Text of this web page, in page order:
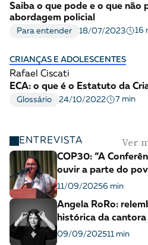
Saiba o que pode e o que não
abordagem policial
Para entender 18/07/2023 16
CRIANÇAS E ADOLESCENTES
Rafael Ciscati
ECA: o que é o Estatuto da
Glossário 24/10/2022 7 min
ENTREVISTA Ver
COP30: “A
ouvir a parte do
11/09/20256 min
Angela RoRo:
histórica da cantora
09/09/202511 min